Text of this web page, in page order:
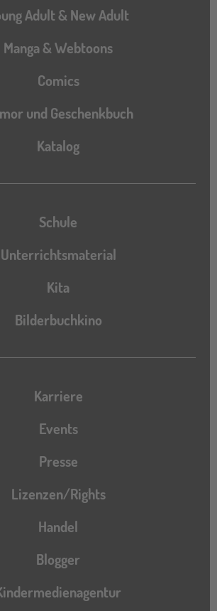
Adult & New Adult
Manga & Webtoons
Comics
und Geschenkbuch
Katalog
Katalog
Schule
Unterrichtsmaterial
Kita
Bilderbuchkino
Karriere
Events
Presse
Lizenzen/Rights
Handel
Blogger